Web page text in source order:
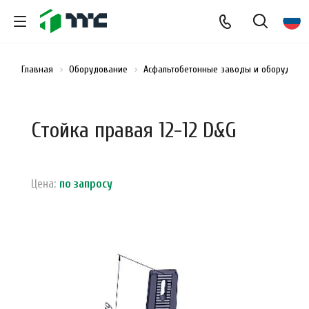
Главная Оборудование Асфальтобетонные заводы и
Стойка правая 12-12 D&G
Цена: по запросу